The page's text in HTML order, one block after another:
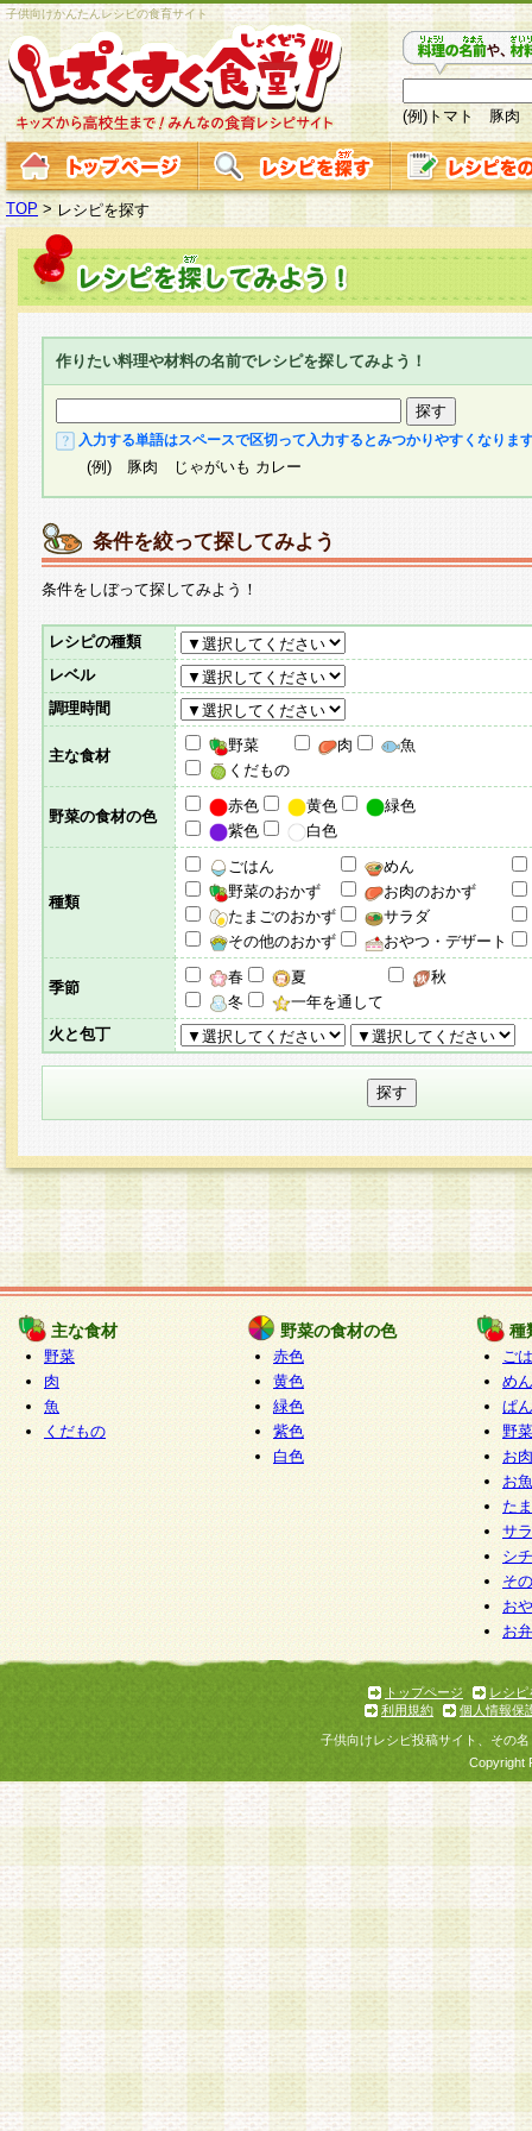
子供向けかんたんレシピの食育サイト
(例)トマト 豚肉
TOP > レシピを探す
作りたい料理や材料の名前でレシピを探してみよう！
入力する単語はスペースで区切って入力するとみつかりやすくなりま
(例) 豚肉 じゃがいも カレー
条件を絞って探してみよう
条件をしぼって探してみよう！
レシピの種類
レベル
調理時間
主な食材
野菜 肉
魚
くだもの
野菜の食材の色
赤色 黄色
緑色
紫色
白色
種類
ごはん
めん
野菜のおかず
お肉のおかず
たまごのおかず
サラダ
その他のおかず
おやつ・デザート
季節
春 夏
秋
冬
一年を通して
火と包丁
主な食材
野菜
肉
魚
くだもの
野菜の食材の色
赤色
黄色
緑色
紫色
白色
種
ご
めん
ぱん
野
お
お
た
サ
シ
そ
お
お
トップページ
レシピ
利用規約
個人情報保
子供向けレシピ投稿サイト、その
Copyright